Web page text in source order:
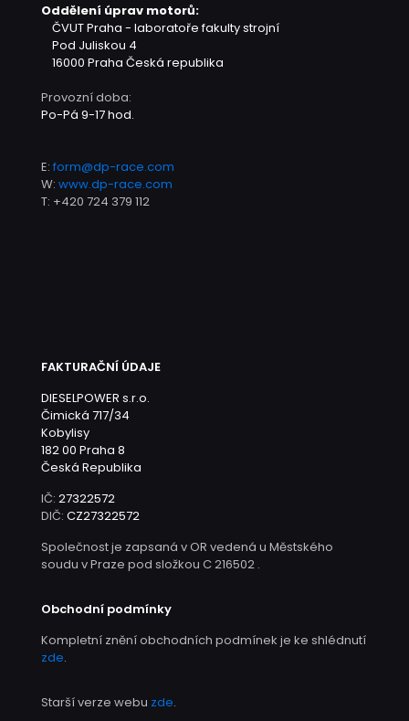
Oddělení úprav motorů:
ČVUT Praha - laboratoře fakulty strojní
Pod Juliskou 4
16000 Praha Česká republika
Provozní doba:
Po-Pá 9-17 hod.
E: form@dp-race.com
W: www.dp-race.com
T: +420 724 379 112
FAKTURAČNÍ ÚDAJE
DIESELPOWER s.r.o.
Čimická 717/34
Kobylisy
182 00 Praha 8
Česká Republika
IČ: 27322572
DIČ: CZ27322572
Společnost je zapsaná v OR vedená u Městského
soudu v Praze pod složkou C 216502 .
Obchodní podmínky
Kompletní znění obchodních podmínek je ke shlédnutí
zde.
Starší verze webu zde.